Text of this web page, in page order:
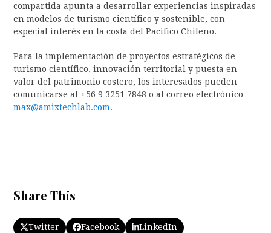
compartida apunta a desarrollar experiencias inspiradas
en modelos de turismo científico y sostenible, con
especial interés en la costa del Pacifico Chileno.
Para la implementación de proyectos estratégicos de
turismo científico, innovación territorial y puesta en
valor del patrimonio costero, los interesados pueden
comunicarse al +56 9 3251 7848 o al correo electrónico
max@amixtechlab.com.
Share This
Twitter Facebook
LinkedIn